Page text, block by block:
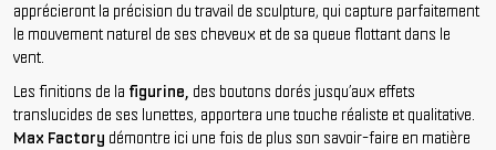
apprécieront la précision du travail de sculpture, qui capture parfaitement
le mouvement naturel de ses cheveux et de sa queue flottant dans le
vent.
Les finitions de la figurine, des boutons dorés jusqu’aux effets
translucides de ses lunettes, apportera une touche réaliste et qualitative.
Max Factory démontre ici une fois de plus son savoir-faire en matière